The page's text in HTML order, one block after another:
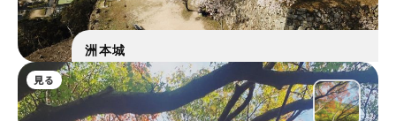
洲本城
見る